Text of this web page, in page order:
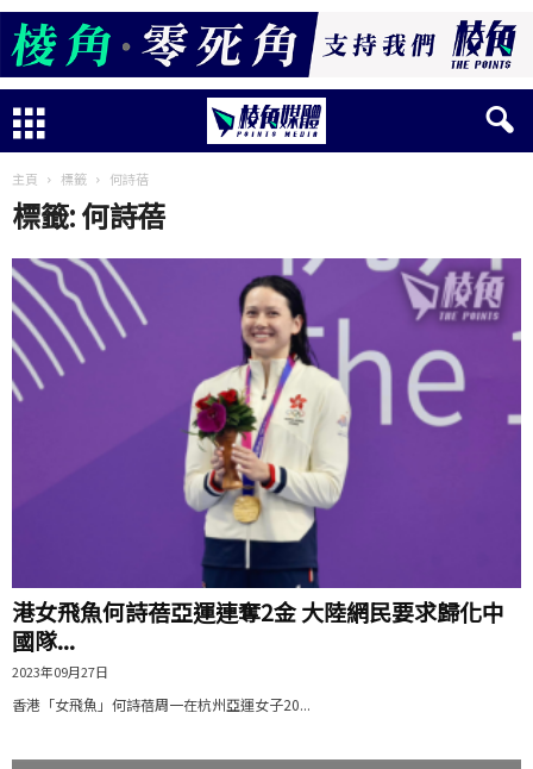
主頁 標籤 何詩蓓
標籤: 何詩蓓
港女飛魚何詩蓓亞運連奪2金 大陸網民要求歸化中
國隊...
2023年09月27日
香港「女飛魚」何詩蓓周一在杭州亞運女子20...